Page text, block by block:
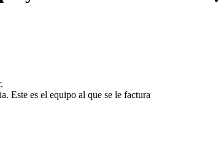
Este es el equipo al que se le factura